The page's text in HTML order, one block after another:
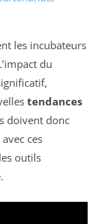
les incubateurs
du
tendances
doivent donc
ces
outils